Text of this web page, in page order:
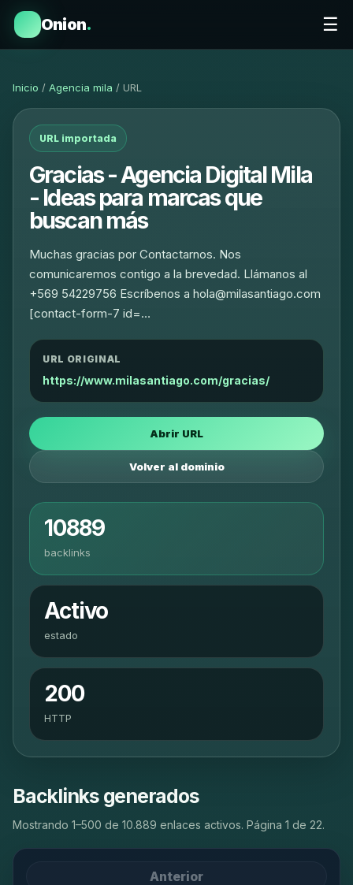
Onion. ☰
Inicio / Agencia mila / URL
URL importada
Gracias - Agencia Digital Mila
- Ideas para marcas que
buscan más
Muchas gracias por Contactarnos. Nos
comunicaremos contigo a la brevedad. Llámanos al
+569 54229756 Escríbenos a hola@milasantiago.com
[contact-form-7 id=…
URL ORIGINAL
https://www.milasantiago.com/gracias/
Abrir URL
Volver al dominio
10889
backlinks
Activo
estado
200
HTTP
Backlinks generados
Mostrando 1–500 de 10.889 enlaces activos. Página 1 de 22.
Anterior